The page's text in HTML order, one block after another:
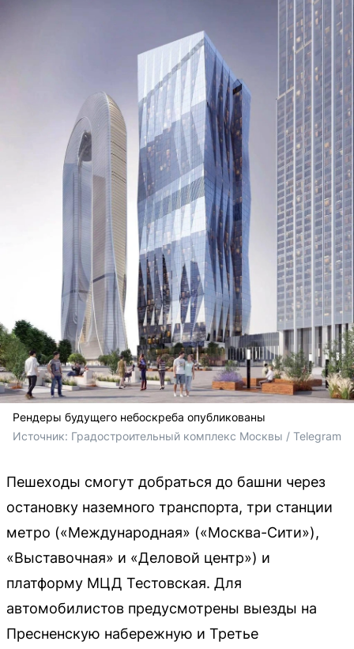
Рендеры будущего небоскреба опубликованы
Источник: Градостроительный комплекс Москвы / Telegram
Пешеходы смогут добраться до башни через
остановку наземного транспорта, три станции
метро («Международная» («Москва-Сити»),
«Выставочная» и «Деловой центр») и
платформу МЦД Тестовская. Для
автомобилистов предусмотрены выезды на
Пресненскую набережную и Третье